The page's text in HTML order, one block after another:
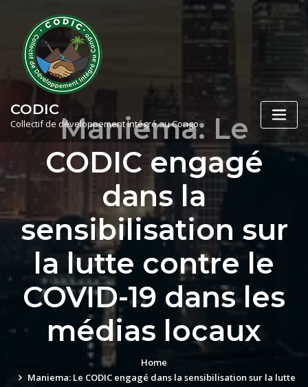
content
CODIC
Collectif de développement Intégré au Congo
Maniema: Le
CODIC engagé
dans la
sensibilisation sur
la lutte contre le
COVID-19 dans les
médias locaux
Home
Maniema: Le CODIC engagé dans la sensibilisation sur la lutte